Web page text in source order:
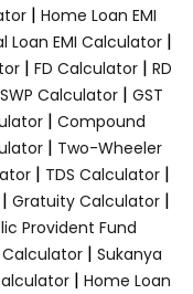
| Home Loan EMI
Loan EMI Calculator |
| FD Calculator | RD
SWP Calculator | GST
| Compound
| Two-Wheeler
| TDS Calculator|
Gratuity Calculator|
Provident Fund
| Sukanya
| Home Loan